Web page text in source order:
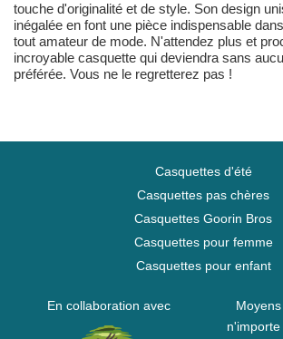
touche d'originalité et de style. Son design
inégalée en font une pièce indispensable
tout amateur de mode. N'attendez plus et
incroyable casquette qui deviendra sans
préférée. Vous ne le regretterez pas !
Casquettes d'été
Casquettes pas chères
Casquettes Goorin Bros
Casquettes pour femme
Casquettes pour enfant
En collaboration avec